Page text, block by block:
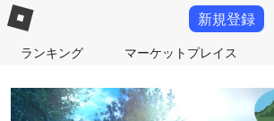
ランキング マーケットプレイス
新規登録